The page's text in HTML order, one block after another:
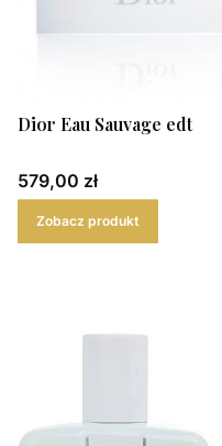
Dior Eau Sauvage edt
Cena
579,00 zł
Zobacz produkt